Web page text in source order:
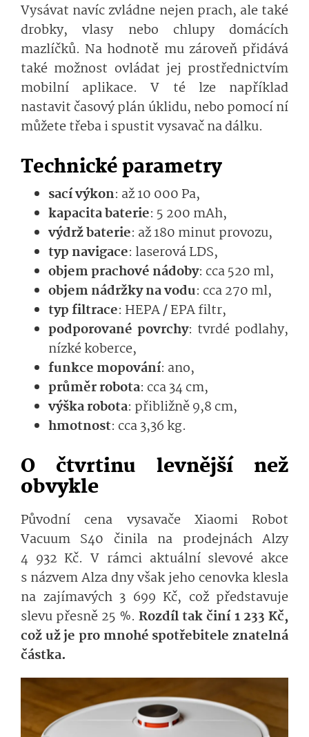
Vysávat navíc zvládne nejen prach, ale také
drobky, vlasy nebo chlupy domácích
mazlíčků. Na hodnotě mu zároveň přidává
také možnost ovládat jej prostřednictvím
mobilní aplikace. V té lze například
nastavit časový plán úklidu, nebo pomocí ní
můžete třeba i spustit vysavač na dálku.
Technické parametry
sací výkon: až 10 000 Pa,
kapacita baterie: 5 200 mAh,
výdrž baterie: až 180 minut provozu,
typ navigace: laserová LDS,
objem prachové nádoby: cca 520 ml,
objem nádržky na vodu: cca 270 ml,
typ filtrace: HEPA / EPA filtr,
podporované povrchy: tvrdé podlahy,
nízké koberce,
funkce mopování: ano,
průměr robota: cca 34 cm,
výška robota: přibližně 9,8 cm,
hmotnost: cca 3,36 kg.
O čtvrtinu levnější než
obvykle
Původní cena vysavače Xiaomi Robot
Vacuum S40 činila na prodejnách Alzy
4 932 Kč. V rámci aktuální slevové akce
s názvem Alza dny však jeho cenovka klesla
na zajímavých 3 699 Kč, což představuje
slevu přesně 25 %. Rozdíl tak činí 1 233 Kč,
což už je pro mnohé spotřebitele znatelná
částka.